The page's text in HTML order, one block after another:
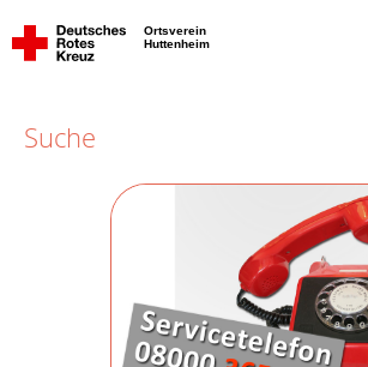
Ortsverein
Huttenheim
Suche